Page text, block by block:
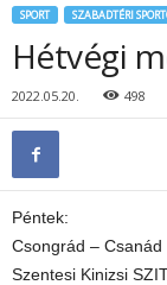
SPORT SZABADTÉRI
Hétvégi
2022.05.20. 498
Péntek:
Csongrád –
Szentesi Kinizsi